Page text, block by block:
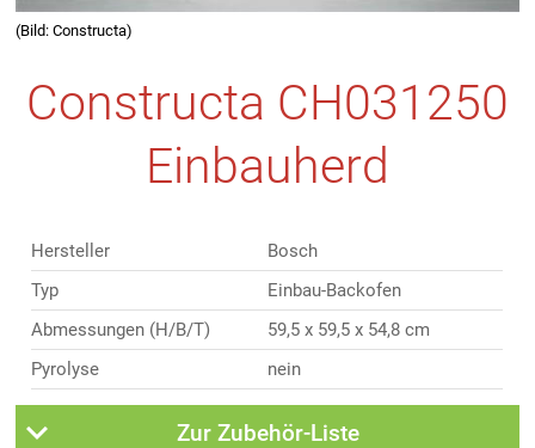
(Bild: Constructa)
Constructa CH031250
Einbauherd
Hersteller
Bosch
Typ
Einbau-Backofen
Abmessungen (H/B/T)
59,5 x 59,5 x 54,8 cm
Pyrolyse
nein
Zur Zubehör-Liste